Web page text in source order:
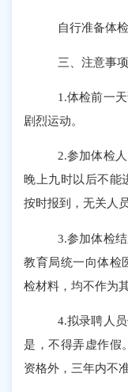
自行准备体
三、注意事项
1.体检前一
剧烈运动。
2.参加体检
晚上九时以后不能
按时报到，无关人
3.参加体检
教育局统一向体检
检材料 ，均不作为
4.拟录聘人
是，不得弄虚作假
资格外，三年内不